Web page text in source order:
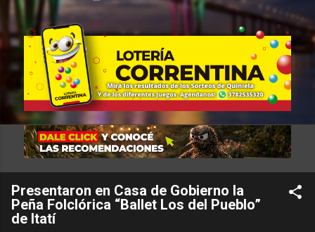
Presentaron en Casa de Gobierno la
Peña Folclórica “Ballet Los del Pueblo”
de Itatí